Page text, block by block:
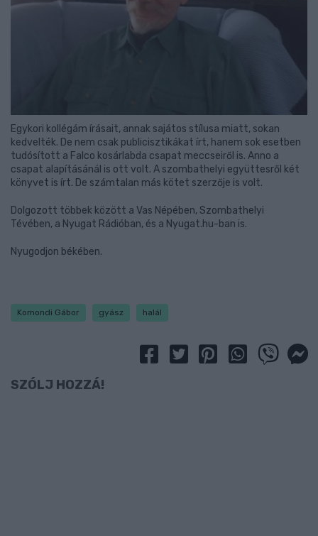
Egykori kollégám írásait, annak sajátos stílusa miatt, sokan
kedvelték. De nem csak publicisztikákat írt, hanem sok esetben
tudósított a Falco kosárlabda csapat meccseiről is. Anno a
csapat alapításánál is ott volt. A szombathelyi együttesről két
könyvet is írt. De számtalan más kötet szerzője is volt.
Dolgozott többek között a Vas Népében, Szombathelyi
Tévében, a Nyugat Rádióban, és a Nyugat.hu-ban is.
Nyugodjon békében.
Komondi Gábor gyász halál
SZÓLJ HOZZÁ!